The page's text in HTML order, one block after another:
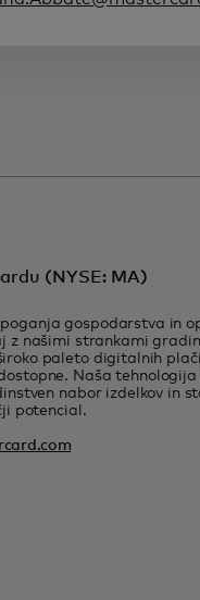
(NYSE: MA)
gospodarstva in
z našimi strankami
paleto digitalnih
Naša
nabor izdelkov in
potencial.